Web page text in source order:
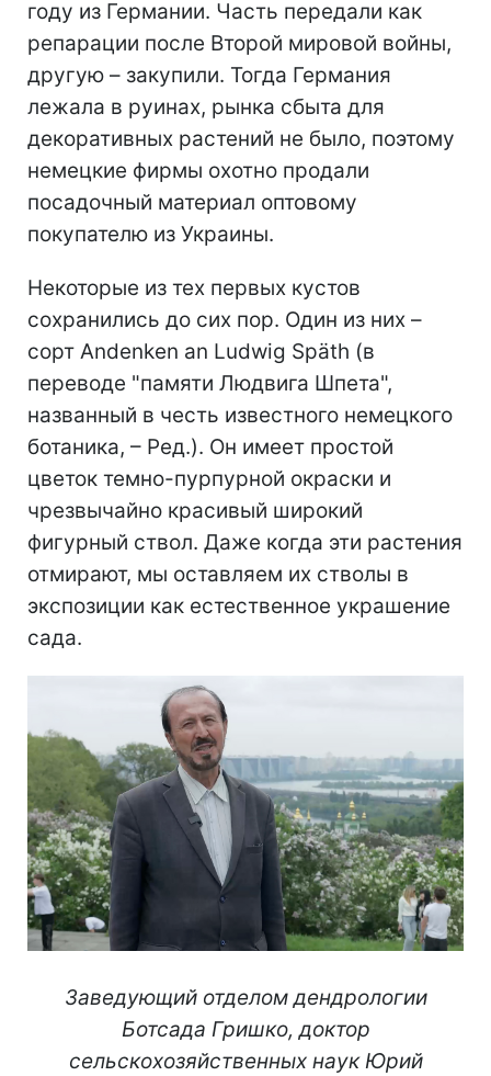
году из Германии. Часть передали как
репарации после Второй мировой войны,
другую – закупили. Тогда Германия
лежала в руинах, рынка сбыта для
декоративных растений не было, поэтому
немецкие фирмы охотно продали
посадочный материал оптовому
покупателю из Украины.
Некоторые из тех первых кустов
сохранились до сих пор. Один из них –
сорт Andenken an Ludwig Späth (в
переводе "памяти Людвига Шпета",
названный в честь известного немецкого
ботаника, – Ред.). Он имеет простой
цветок темно-пурпурной окраски и
чрезвычайно красивый широкий
фигурный ствол. Даже когда эти растения
отмирают, мы оставляем их стволы в
экспозиции как естественное украшение
сада.
Заведующий отделом дендрологии
Ботсада Гришко, доктор
сельскохозяйственных наук Юрий